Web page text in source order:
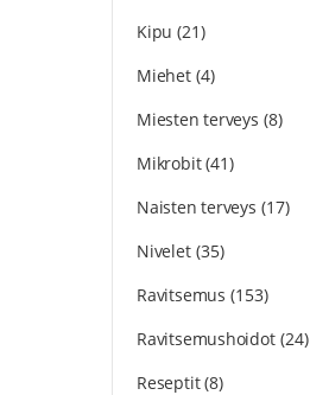
Kipu (21)
Miehet(4)
Miesten terveys (8)
Mikrobit(41)
Naisten terveys (17)
Nivelet(35)
Ravitsemus (153)
Ravitsemushoidot(24)
Reseptit(8)